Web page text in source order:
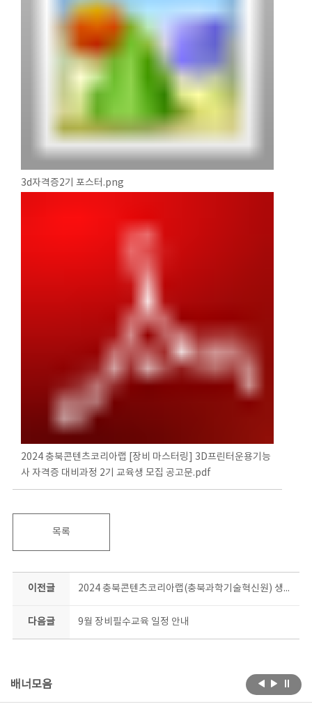
3d자격증2기 포스터.png
2024 충북콘텐츠코리아랩 [장비 마스터링] 3D프린터운용기능
사 자격증 대비과정 2기 교육생 모집 공고문.pdf
목록
이전글 2024 충북콘텐츠코리아랩(충북과학기술혁신원) 생성형AI활용 콘텐츠 제작지원사업 모집 공고
다음글 9월 장비필수교육 일정 안내
배너모음